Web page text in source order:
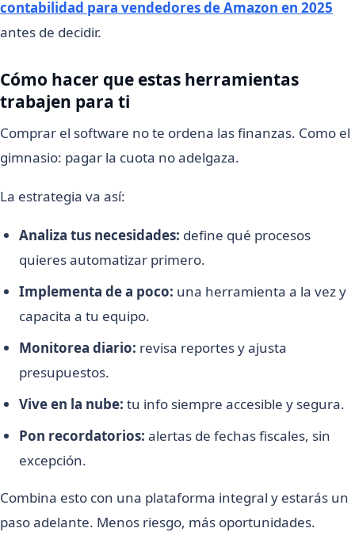
contabilidad para vendedores de Amazon en 2025
antes de decidir.
Cómo hacer que estas herramientas
trabajen para ti
Comprar el software no te ordena las finanzas. Como el
gimnasio: pagar la cuota no adelgaza.
La estrategia va así:
Analiza tus necesidades: define qué procesos
quieres automatizar primero.
Implementa de a poco: una herramienta a la vez y
capacita a tu equipo.
Monitorea diario: revisa reportes y ajusta
presupuestos.
Vive en la nube: tu info siempre accesible y segura.
Pon recordatorios: alertas de fechas fiscales, sin
excepción.
Combina esto con una plataforma integral y estarás un
paso adelante. Menos riesgo, más oportunidades.